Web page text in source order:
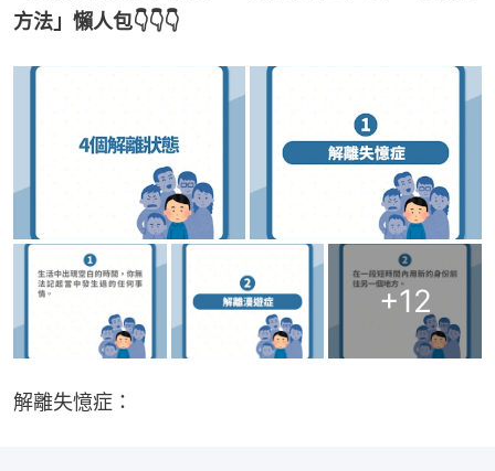
方法」懶人包👇👇👇
+12
解離失憶症：